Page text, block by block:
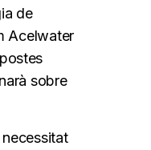
de
Acelwater
sobre